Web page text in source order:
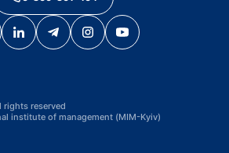
rights reserved
institute of management (MIM-Kyiv)